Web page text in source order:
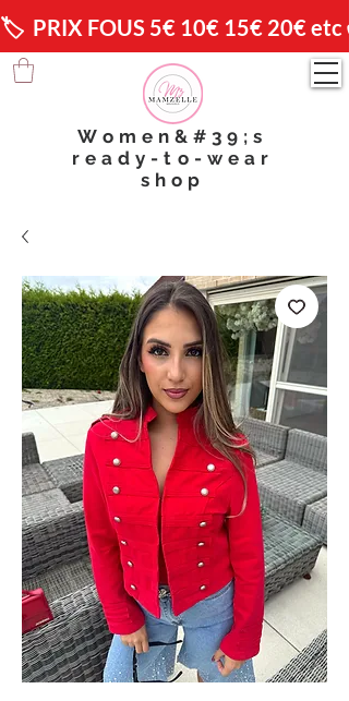
🏷️  PRIX FOUS 5€ 10€ 15€ 20€ etc
Women&#39;s
ready-to-wear
shop